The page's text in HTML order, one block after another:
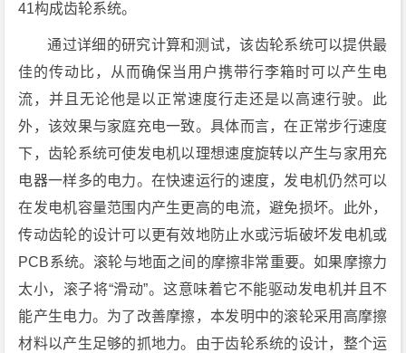
41构成齿轮系统。
通过详细的研究计算和测试，该齿轮系统可以提供最
佳的传动比，从而确保当用户携带行李箱时可以产生电
流，并且无论他是以正常速度行走还是以高速行驶。此
外，该效果与家庭充电一致。具体而言，在正常步行速度
下，齿轮系统可使发电机以理想速度旋转以产生与家用充
电器一样多的电力。在快速运行的速度，发电机仍然可以
在发电机容量范围内产生更高的电流，避免损坏。此外，
传动齿轮的设计可以更有效地防止水或污垢破坏发电机或
PCB系统。滚轮与地面之间的摩擦非常重要。如果摩擦力
太小，滚子将“滑动”。这意味着它不能驱动发电机并且不
能产生电力。为了改善摩擦，本发明中的滚轮采用高摩擦
材料以产生足够的抓地力。由于齿轮系统的设计，整个运